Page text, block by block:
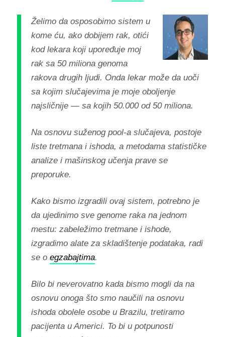
Želimo da osposobimo sistem u
kome ću, ako dobijem rak, otići
kod lekara koji upoređuje moj
rak sa 50 miliona genoma
rakova drugih ljudi. Onda lekar može da uoči
sa kojim slučajevima je moje oboljenje
najsličnije — sa kojih 50.000 od 50 miliona.
Na osnovu suženog pool-a slučajeva, postoje
liste tretmana i ishoda, a metodama statističke
analize i mašinskog učenja prave se
preporuke.
Kako bismo izgradili ovaj sistem, potrebno je
da ujedinimo sve genome raka na jednom
mestu: zabeležimo tretmane i ishode,
izgradimo alate za skladištenje podataka, radi
se o egzabajtima.
Bilo bi neverovatno kada bismo mogli da na
osnovu onoga što smo naučili na osnovu
ishoda obolele osobe u Brazilu, tretiramo
pacijenta u Americi. To bi u potpunosti